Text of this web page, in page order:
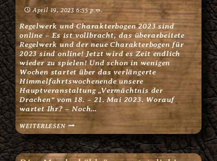
April 19, 2023 6:55 p.m.
Regelwerk und Charakterbogen 2023 sind
online – Es ist vollbracht, das überarbeitete
Regelwerk und der neue Charakterbogen für
2023 sind online! Jetzt wird es Zeit endlich
wieder zu spielen! Und schon in wenigen
Wochen startet über das verlängerte
Himmelfahrtswochenende unsere
Hauptveranstaltung „Vermächtnis der
Drachen“ vom 18. – 21. Mai 2023. Worauf
wartet Ihr? – Noch…
WEITERLESENREGELWERK
UND
CHARAKTERBOGEN
2023
SIND